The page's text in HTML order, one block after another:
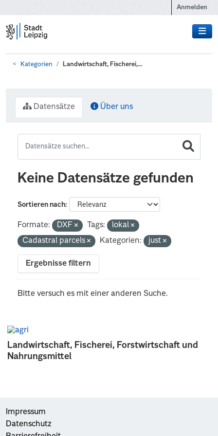
Anmelden
Kategorien Landwirtschaft, Fischerei,...
Landwirtschaft, Fischerei, Forstwirtschaft und
Nahrungsmittel
Datensätze Über uns
Keine Datensätze gefunden
Sortieren nach
Formate: DXF Tags:
lokal
Cadastral parcels
Kategorien: just
Ergebnisse filtern
Bitte versuch es mit einer anderen Suche.
Impressum
Datenschutz